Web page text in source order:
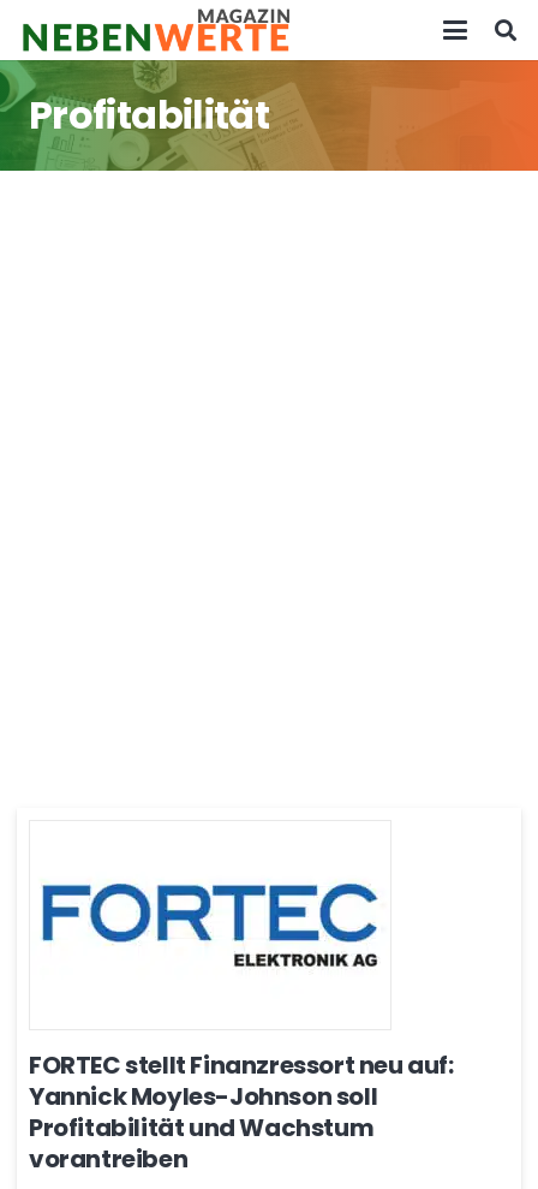
Profitabilität
FORTEC stellt Finanzressort neu auf:
Yannick Moyles-Johnson soll
Profitabilität und Wachstum
vorantreiben